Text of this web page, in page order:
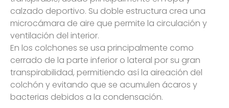
calzado deportivo. Su doble estructura crea una
microcámara de aire que permite la circulación y
ventilación del interior.
En los colchones se usa principalmente como
cerrado de la parte inferior o lateral por su gran
transpirabilidad, permitiendo así la aireación del
colchón y evitando que se acumulen ácaros y
bacterias debidos a la condensación.